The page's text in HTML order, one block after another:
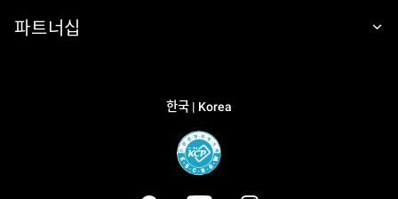
파트너십
한국 | Korea